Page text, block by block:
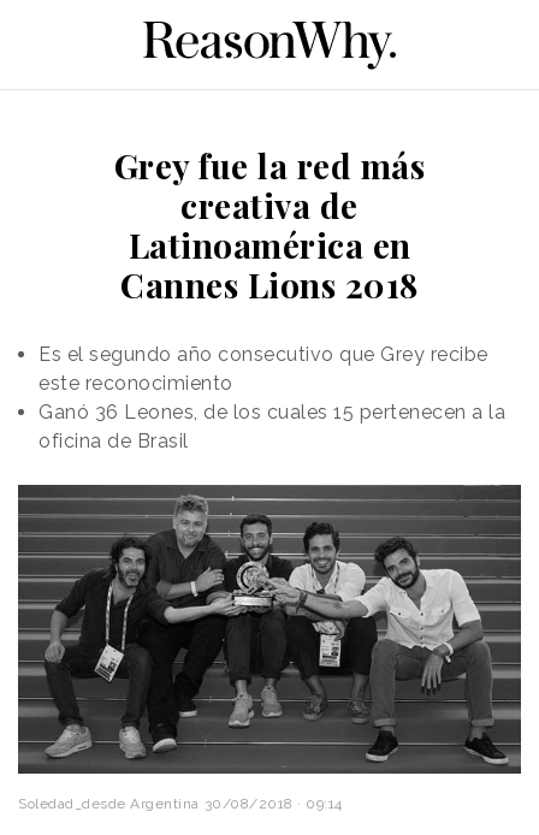
Grey fue la red más
creativa de
Latinoamérica en
Cannes Lions 2018
Es el segundo año consecutivo que Grey recibe
este reconocimiento
Ganó 36 Leones, de los cuales 15 pertenecen a la
oficina de Brasil
Soledad_desde Argentina 30/08/2018 · 09:14